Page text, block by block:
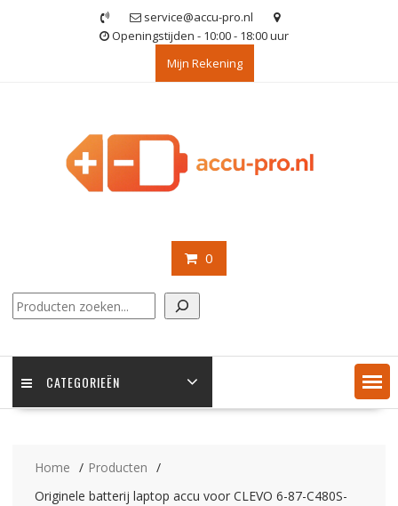
service@accu-pro.nl
Openingstijden - 10:00 - 18:00 uur
Mijn Rekening
0
Zoeken
CATEGORIEËN
Home
Producten
Originele batterij laptop accu voor CLEVO 6-87-C480S-